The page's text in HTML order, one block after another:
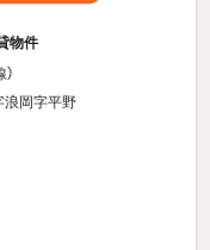
物件
浪岡字平野